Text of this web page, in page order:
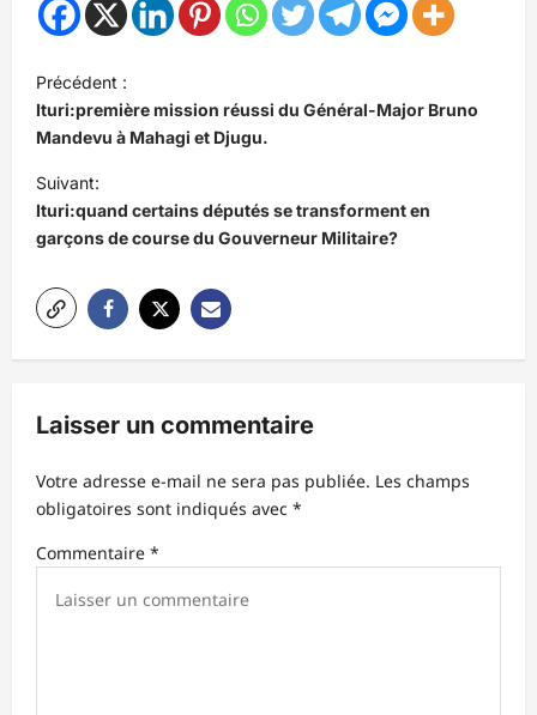
N
a
v
i
g
a
t
i
o
d
’
a
r
Précédent :
Ituri:première mission réussi du Général-Major Bruno
Mandevu à Mahagi et Djugu.
Suivant:
Ituri:quand certains députés se transforment en
garçons de course du Gouverneur Militaire?
Laisser un commentaire
Votre adresse e-mail ne sera pas publiée. Les champs
obligatoires sont indiqués avec *
Commentaire *